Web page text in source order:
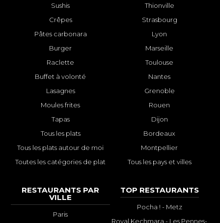
Sushis
Crêpes
Pâtes carbonara
Burger
Raclette
Buffet à volonté
Lasagnes
Moules frites
Tapas
Tous les plats
Tous les plats autour de moi
Toutes les catégories de plat
Thionville
Strasbourg
Lyon
Marseille
Toulouse
Nantes
Grenoble
Rouen
Dijon
Bordeaux
Montpellier
Tous les pays et villes
RESTAURANTS PAR
VILLE
Paris
TOP RESTAURANTS
Pocha ! - Metz
Royal Kechmara - Les Pennes-